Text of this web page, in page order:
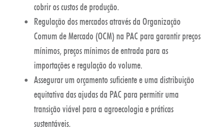
cobrir os custos de produção.
Regulação dos mercados através da Organização
Comum de Mercado (OCM) na PAC para garantir preços
mínimos, preços mínimos de entrada para as
importações e regulação do volume.
Assegurar um orçamento suficiente e uma distribuição
equitativa das ajudas da PAC para permitir uma
transição viável para a agroecologia e práticas
sustentáveis.